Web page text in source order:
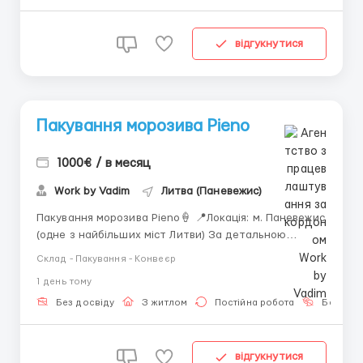
відгукнутися
Пакування морозива Pieno
1000€ / в месяц
Work by Vadim Литва (Паневежис)
Пакування морозива Pieno🍦 📍Локація: м. Паневежис
(одне з найбільших міст Литви) За детальною
інформацією звертайтесь за номером або пишіть
ТЕМПЕРАТУРА НА ПІДПРИЄМСТВІ +21 💵Зарплата:
4,90 євро нетто/година, зарплата починається від
Склад - Пакування - Конвеєр
1 день тому
Без досвіду З житлом Постійна робота Без
відгукнутися